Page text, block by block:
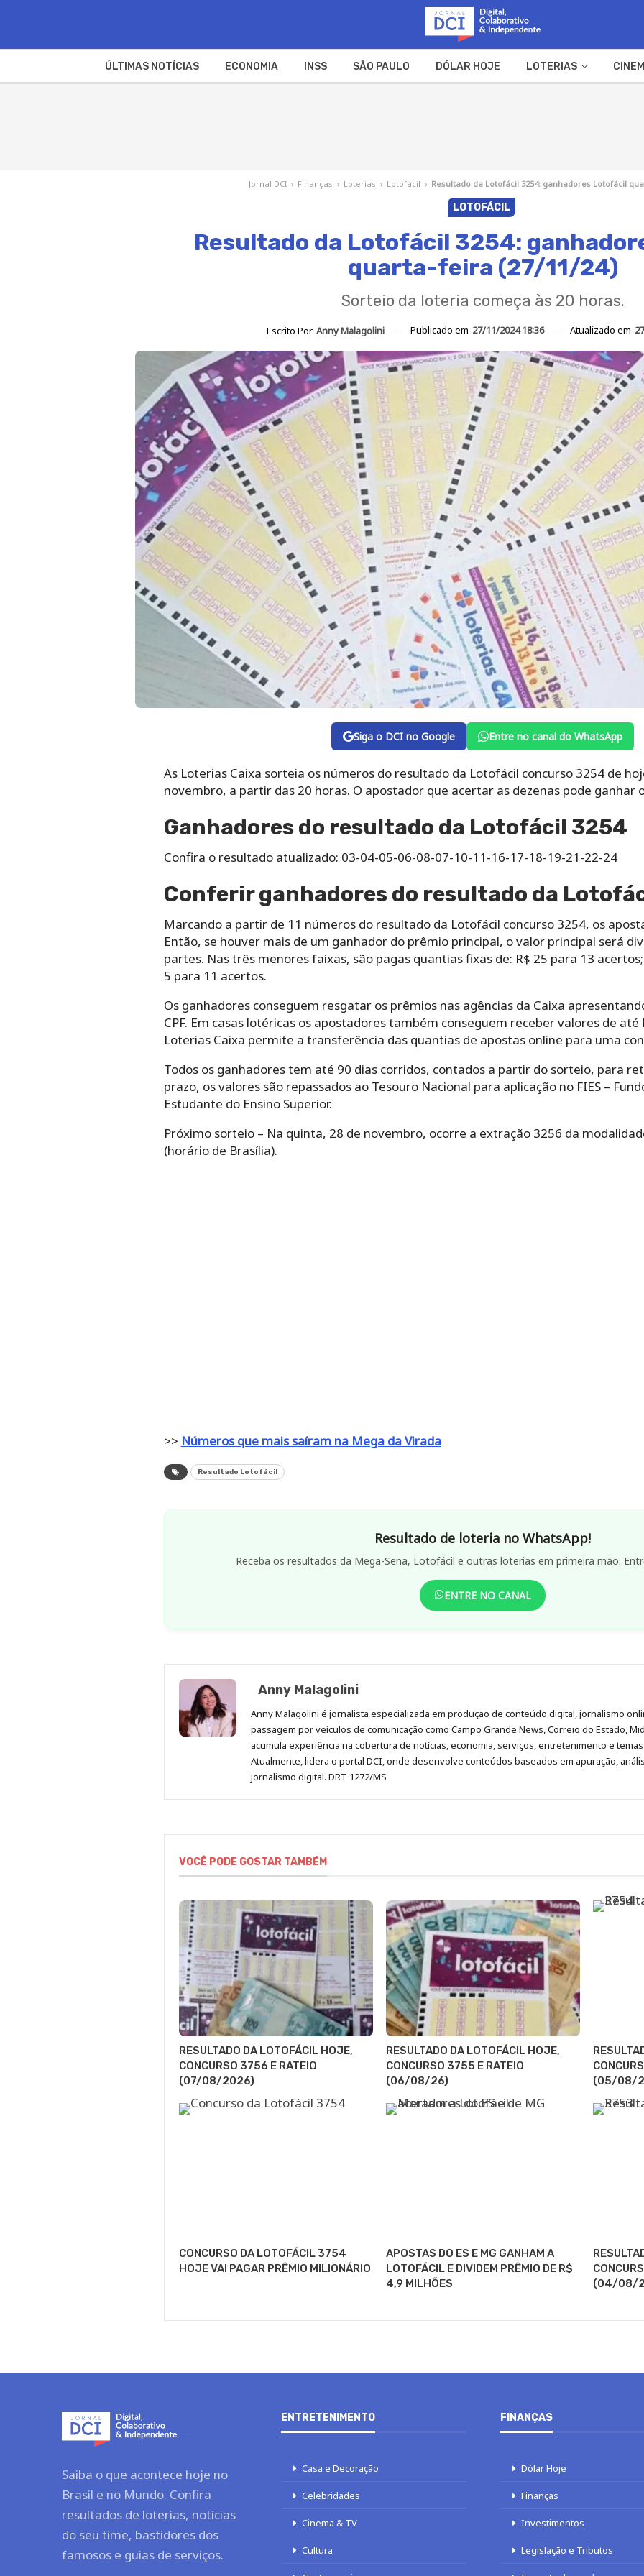
ÚLTIMAS NOTÍCIAS ECONOMIA INSS SÃO PAULO DÓLAR HOJE LOTERIAS
Jornal DCI › Finanças › Loterias › Lotofácil › Resultado da Lotofácil 3254: ganhadores Lotofácil
LOTOFÁCIL
Resultado da Lotofácil 3254:
quarta-feira (27/11/24)
Sorteio da loteria começa às 20 horas.
Escrito Por Anny Malagolini Publicado em 27/11/2024 18:36 Atualizado em
Siga o DCI no Google Entre no canal do WhatsApp
As Loterias Caixa sorteia os números do resultado da Lotofácil concurso 3254 de
novembro, a partir das 20 horas. O apostador que acertar as dezenas pode ganhar
Ganhadores do resultado da Lotofácil 3254
Confira o resultado atualizado: 03-04-05-06-08-07-10-11-16-17-18-19-21-22-24
Conferir ganhadores do resultado da
Marcando a partir de 11 números do resultado da Lotofácil concurso 3254, os
Então, se houver mais de um ganhador do prêmio principal, o valor principal será
partes. Nas três menores faixas, são pagas quantias fixas de: R$ 25 para 13
5 para 11 acertos.
Os ganhadores conseguem resgatar os prêmios nas agências da Caixa
CPF. Em casas lotéricas os apostadores também conseguem receber valores de até
Loterias Caixa permite a transferência das quantias de apostas online para uma
Todos os ganhadores tem até 90 dias corridos, contados a partir do sorteio, para
prazo, os valores são repassados ao Tesouro Nacional para aplicação no FIES –
Estudante do Ensino Superior.
Próximo sorteio – Na quinta, 28 de novembro, ocorre a extração 3256 da
(horário de Brasília).
>> Números que mais saíram na Mega da Virada
Resultado Lotofácil
Resultado de loteria no WhatsApp!
Receba os resultados da Mega-Sena, Lotofácil e outras loterias em primeira mão.
ENTRE NO CANAL
Anny Malagolini
Anny Malagolini é jornalista especializada em produção de conteúdo digital, jornalismo
passagem por veículos de comunicação como Campo Grande News, Correio do Estado,
acumula experiência na cobertura de notícias, economia, serviços, entretenimento e
Atualmente, lidera o portal DCI, onde desenvolve conteúdos baseados em apuração,
jornalismo digital. DRT 1272/MS
VOCÊ PODE GOSTAR TAMBÉM
RESULTADO DA LOTOFÁCIL HOJE,
CONCURSO 3756 E RATEIO
(07/08/2026)
RESULTADO DA LOTOFÁCIL HOJE,
CONCURSO 3755 E RATEIO
(06/08/26)
(05/08/
CONCURSO DA LOTOFÁCIL 3754
HOJE VAI PAGAR PRÊMIO MILIONÁRIO
APOSTAS DO ES E MG GANHAM A
LOTOFÁCIL E DIVIDEM PRÊMIO DE R$
4,9 MILHÕES
(04/08/
Saiba o que acontece hoje no
Brasil e no Mundo. Confira
resultados de loterias, notícias
do seu time, bastidores dos
famosos e guias de serviços.
ENTRETENIMENTO
Casa e Decoração
Celebridades
Cinema & TV
Cultura
FINANÇAS
Dólar Hoje
Finanças
Investimentos
Legislação e Tributos